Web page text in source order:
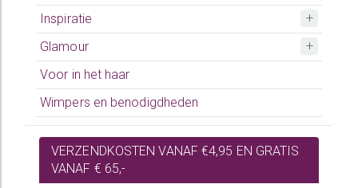
Inspiratie
Glamour
Voor in het haar
Wimpers en benodigdheden
VERZENDKOSTEN VANAF €4,95 EN GRATIS
VANAF € 65,-